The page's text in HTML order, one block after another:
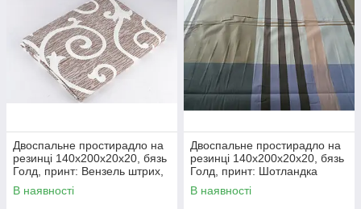
Двоспальне простирадло на
резинці 140х200х20х20, бязь
Голд, принт: Вензель штрих,
темне
В наявності
Двоспальне простирадло на
резинці 140х200х20х20, бязь
Голд, принт: Шотландка
В наявності